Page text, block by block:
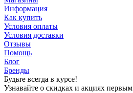
Информация
Как купить
Условия оплаты
Условия доставки
Отзывы
Помощь
Блог
Бренды
Будьте всегда в курсе!
Узнавайте о скидках и акциях первым